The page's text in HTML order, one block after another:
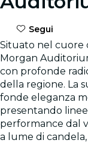
Segui
Situato nel cuore
Morgan
con profonde
della regione. La
fonde eleganza
presentando
performance dal
a lume di